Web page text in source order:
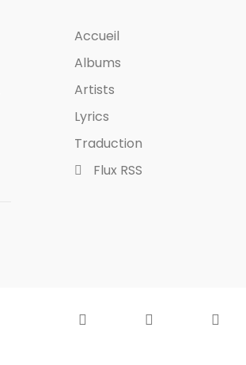
Accueil
Albums
Artists
Lyrics
Traduction
Flux RSS